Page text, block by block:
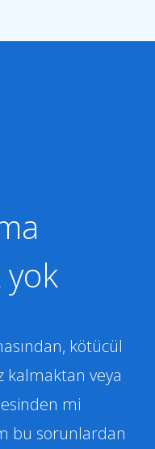
yok
kötücül
kalmaktan veya
mi
bu sorunlardan